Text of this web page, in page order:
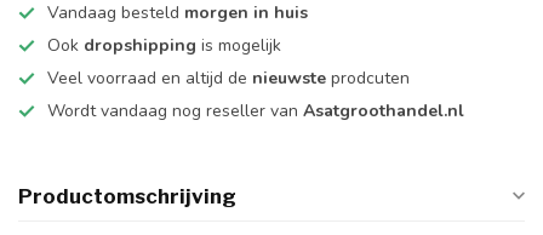
Vandaag besteld morgen in huis
Ook dropshipping is mogelijk
Veel voorraad en altijd de nieuwste prodcuten
Wordt vandaag nog reseller van Asatgroothandel.nl
Productomschrijving